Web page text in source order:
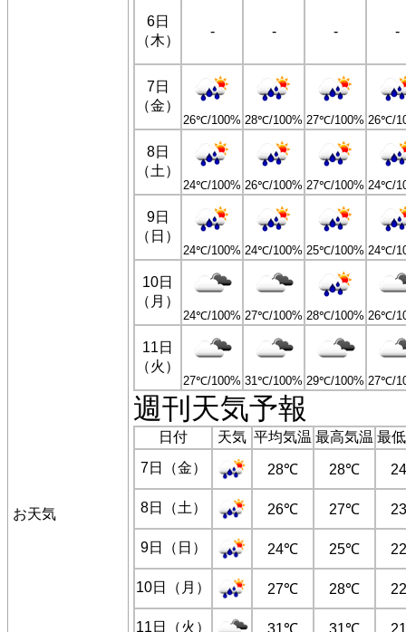
お天気
6日
（木）
- - - -
7日
（金）
26℃/100% 28℃/100% 27℃/100% 26℃/
8日
（土）
24℃/100% 26℃/100% 27℃/100% 24℃/
9日
（日）
24℃/100% 24℃/100% 25℃/100% 24℃/
10日
（月）
24℃/100% 27℃/100% 28℃/100% 26℃/
11日
（火）
27℃/100% 31℃/100% 29℃/100% 27℃/
週刊天気予報
日付 天気 平均気温 最高気温 最
7日（金）
28℃ 28℃
8日（土） 26℃ 27℃
9日（日） 24℃ 25℃
10日（月） 27℃ 28℃
11日（火） 31℃ 31℃